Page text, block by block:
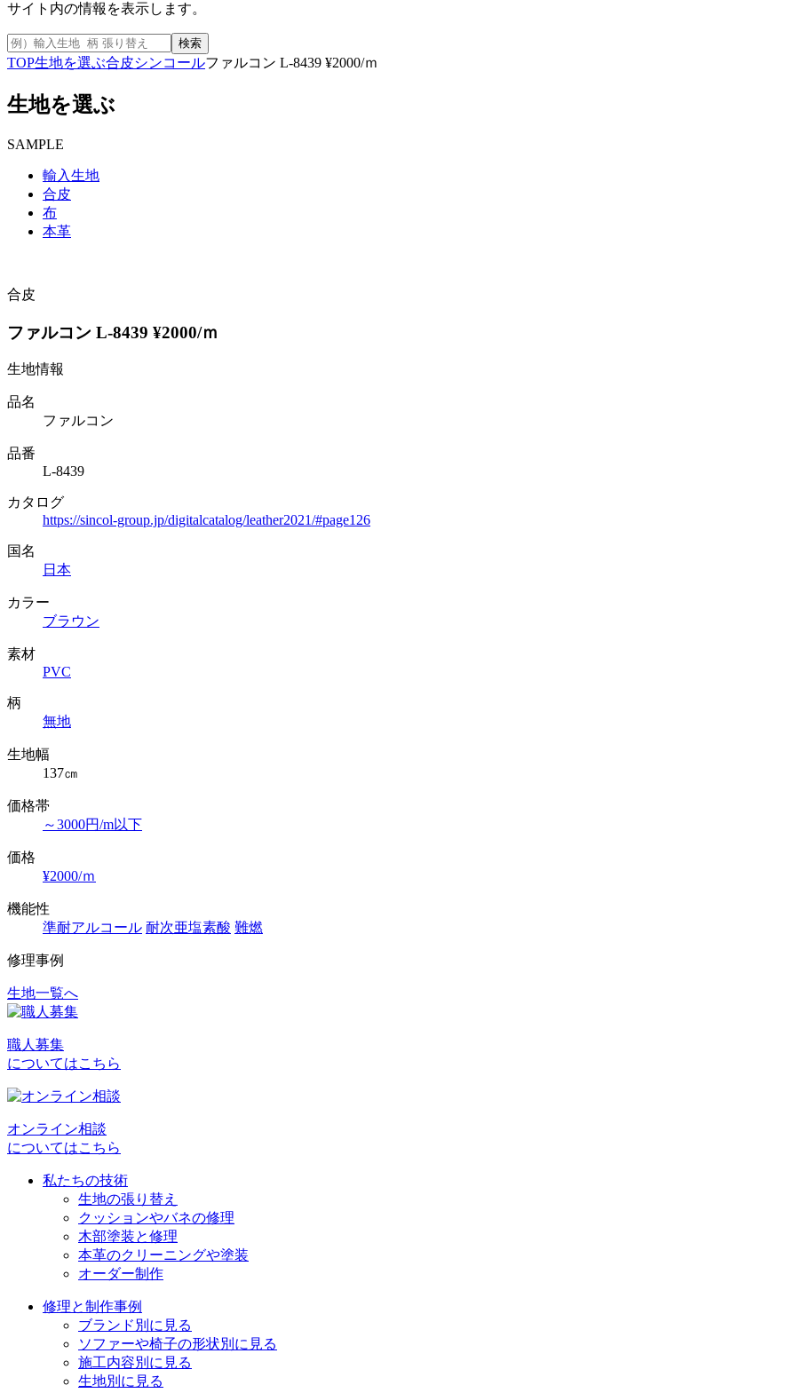
サイト内の情報を表示します。
検索
TOP生地を選ぶ合皮シンコールファルコン L-8439 ¥2000/ｍ
生地を選ぶ
SAMPLE
輸入生地
合皮
布
本革
合皮
ファルコン L-8439 ¥2000/ｍ
生地情報
品名
ファルコン
品番
L-8439
カタログ
https://sincol-group.jp/digitalcatalog/leather2021/#page126
国名
日本
カラー
ブラウン
素材
PVC
柄
無地
生地幅
137㎝
価格帯
～3000円/m以下
価格
¥2000/ｍ
機能性
準耐アルコール 耐次亜塩素酸 難燃
修理事例
投
ナ
ビ
ー
生地一覧へ
職人募集
についてはこちら
オンライン相談
についてはこちら
私たちの技術
生地の張り替え
クッションやバネの修理
木部塗装と修理
本革のクリーニングや塗装
オーダー制作
修理と制作事例
ブランド別に見る
ソファーや椅子の形状別に見る
施工内容別に見る
生地別に見る